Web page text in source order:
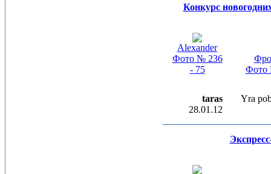
Конкурс
Alexander
Фото № 236
- 75
Фото
taras
28.01.12
Yra